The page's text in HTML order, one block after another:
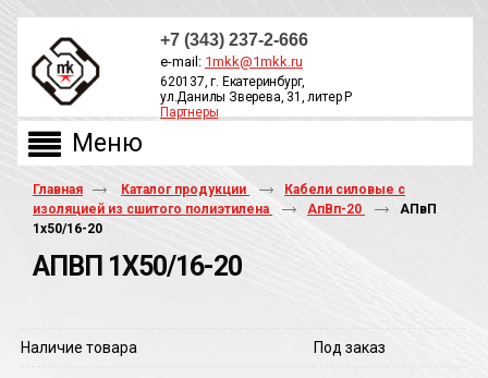
+7 (343) 237-2-666
e-mail: 1mkk@1mkk.ru
620137, г. Екатеринбург,
ул.Данилы Зверева, 31, литер Р
Партнеры
Главная Каталог продукции
Кабели силовые с
изоляцией из сшитого полиэтилена
АпВп-20
АПвП
1х50/16-20
АПВП 1Х50/16-20
Наличие товара Под заказ